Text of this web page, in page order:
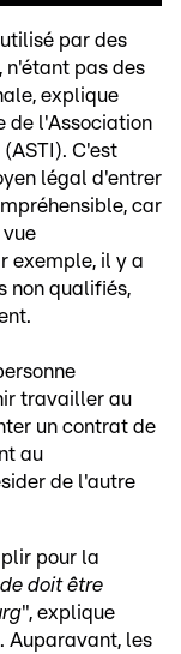
par des
n'étant pas des
explique
de l'Association
C'est
légal d'entrer
car
vue
exemple, il y a
non qualifiés,
travailler au
un contrat de
au
de l'autre
pour la
doit être
", explique
Auparavant, les